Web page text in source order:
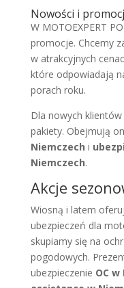
Nowości i
W MOTOEXPERT
promocje. Chcemy
w atrakcyjnych
które odpowiadają
porach roku.
Dla nowych
pakiety. Obejmują
Niemczech i
Niemczech.
Akcje
Wiosną i latem
ubezpieczeń dla
skupiamy się na
pogodowych.
ubezpieczenie OC